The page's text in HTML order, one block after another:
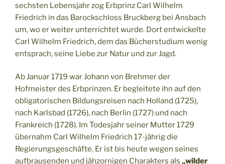
sechsten Lebensjahr zog Erbprinz Carl Wilhelm
Friedrich in das Barockschloss Bruckberg bei Ansbach
um, wo er weiter unterrichtet wurde. Dort entwickelte
Carl Wilhelm Friedrich, dem das Bücherstudium wenig
entsprach, seine Liebe zur Natur und zur Jagd.
Ab Januar 1719 war Johann von Brehmer der
Hofmeister des Erbprinzen. Er begleitete ihn auf den
obligatorischen Bildungsreisen nach Holland (1725),
nach Karlsbad (1726), nach Berlin (1727) und nach
Frankreich (1728). Im Todesjahr seiner Mutter 1729
übernahm Carl Wilhelm Friedrich 17-jährig die
Regierungsgeschäfte. Er ist bis heute wegen seines
aufbrausenden und jähzornigen Charakters als „wilder